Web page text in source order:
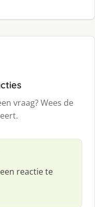
vraag? Wees de
reactie te